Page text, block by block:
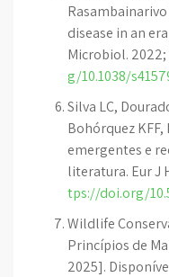
disease in an
Microbiol. 2022;
g/10.1038/
Silva LC,
Bohórquez KFF,
emergentes e
literatura. Eur J
tps://doi.org/
Wildlife
Princípios de
2025].